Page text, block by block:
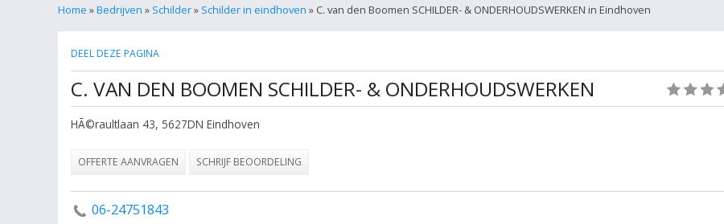
Home »Bedrijven » Schilder» Schilder in eindhoven » C. van den Boomen SCHILDER- & ONDERHOUDSWERKEN in Eindhoven
DEEL DEZE PAGINA
C. VAN DEN BOOMEN SCHILDER- & ONDERHOUDSWERKEN
HÃ©raultlaan 43, 5627DN Eindhoven
OFFERTE AANVRAGEN SCHRIJF BEOORDELING
06-24751843